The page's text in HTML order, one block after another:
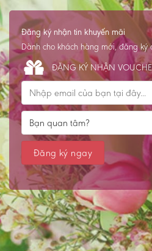
Đăng ký nhận tin khuyến mãi
Dành cho khách hàng mới, đăng
ĐĂNG KÝ NHẬN